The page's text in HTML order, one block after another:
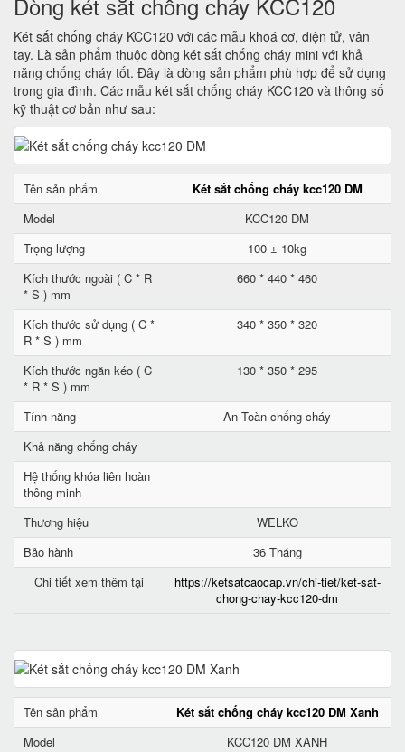
Két sắt chống cháy KCC120 với các mẫu khoá cơ, điện tử, vân
tay. Là sản phẩm thuộc dòng két sắt chống cháy mini với khả
năng chống cháy tốt. Đây là dòng sản phẩm phù hợp để sử dụng
trong gia đình. Các mẫu két sắt chống cháy KCC120 và thông số
kỹ thuật cơ bản như sau:
Tên sản phẩm
Két sắt chống cháy kcc120 DM
Model
KCC120 DM
Trọng lượng
100 ± 10kg
Kích thước ngoài ( C * R
* S ) mm
660 * 440 * 460
Kích thước sử dụng ( C *
R * S ) mm
340 * 350 * 320
Kích thước ngăn kéo ( C
* R * S ) mm
130 * 350 * 295
Tính năng
An Toàn chống cháy
Khả năng chống cháy
Hệ thống khóa liên hoàn
thông minh
Thương hiệu
WELKO
Bảo hành
36 Tháng
Chi tiết xem thêm tại
https://ketsatcaocap.vn/chi-tiet/ket-sat-
chong-chay-kcc120-dm
Tên sản phẩm
Két sắt chống cháy kcc120 DM Xanh
Model
KCC120 DM XANH